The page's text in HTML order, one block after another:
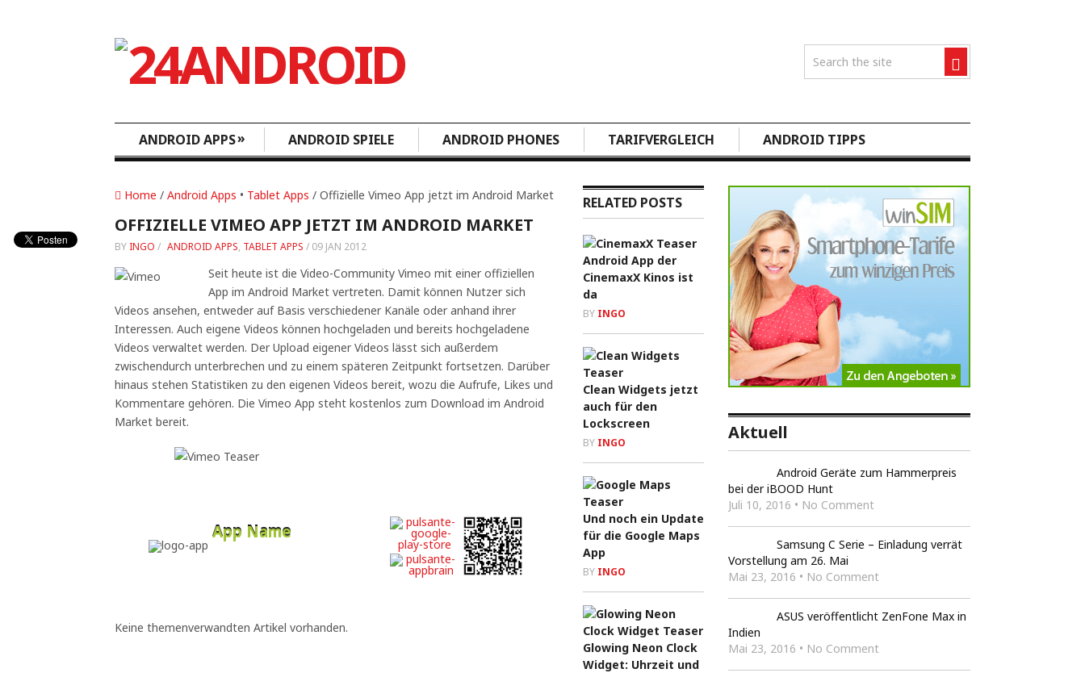
ANDROID APPS» ANDROID SPIELE ANDROID PHONES TARIFVERGLEICH ANDROID TIPPS
Home / Android Apps • Tablet Apps / Offizielle Vimeo App jetzt im Android Market
OFFIZIELLE VIMEO APP JETZT IM ANDROID MARKET
BY INGO / ANDROID APPS, TABLET APPS / 09 JAN 2012
Seit heute ist die Video-Community Vimeo mit einer offiziellen
App im Android Market vertreten. Damit können Nutzer sich
Videos ansehen, entweder auf Basis verschiedener Kanäle oder anhand ihrer
Interessen. Auch eigene Videos können hochgeladen und bereits hochgeladene
Videos verwaltet werden. Der Upload eigener Videos lässt sich außerdem
zwischendurch unterbrechen und zu einem späteren Zeitpunkt fortsetzen. Darüber
hinaus stehen Statistiken zu den eigenen Videos bereit, wozu die Aufrufe, Likes und
Kommentare gehören. Die Vimeo App steht kostenlos zum Download im Android
Market bereit.
App Name
Keine themenverwandten Artikel vorhanden.
RELATED POSTS
Android App der
CinemaxX Kinos ist
da
BY INGO
Clean Widgets jetzt
auch für den
Lockscreen
BY INGO
Und noch ein Update
für die Google Maps
App
BY INGO
Glowing Neon Clock
Widget: Uhrzeit und
Aktuell
Android Geräte zum Hammerpreis
bei der iBOOD Hunt
Juli 10, 2016 • No Comment
Samsung C Serie – Einladung verrät
Vorstellung am 26. Mai
Mai 23, 2016 • No Comment
ASUS veröffentlicht ZenFone Max in
Indien
Mai 23, 2016 • No Comment